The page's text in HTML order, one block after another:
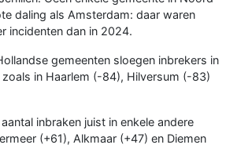
daling als Amsterdam: daar waren
incidenten dan in 2024.
gemeenten sloegen inbrekers in
in Haarlem (-84), Hilversum (-83)
inbraken juist in enkele andere
(+61), Alkmaar (+47) en Diemen